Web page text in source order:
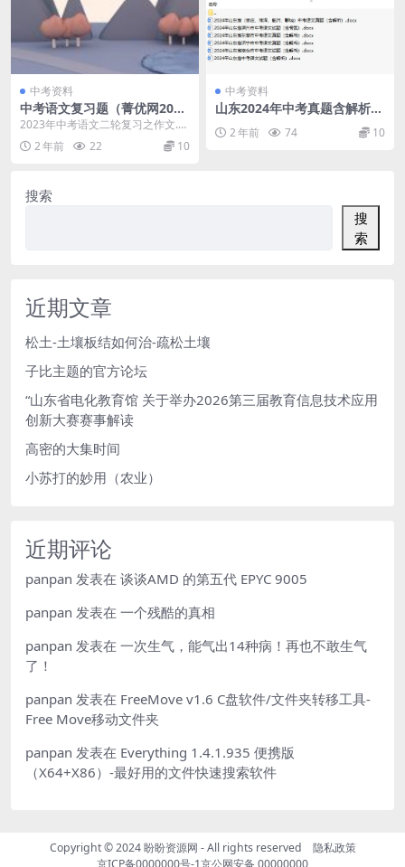
中考资料
中考语文复习题（菁优网2023
年中考二轮复习）
2023年中考语文二轮复习之作文.d
oc 2023年中考语文二轮复习之古诗
词赏析...
2 年前 22 10
中考资料
山东2024年中考真题含解析
2 年前 74 10
搜索
搜
索
近期文章
松土-土壤板结如何治-疏松土壤
子比主题的官方论坛
“山东省电化教育馆 关于举办2026第三届教育信息技术应用
创新大赛赛事解读
高密的大集时间
小苏打的妙用（农业）
近期评论
panpan 发表在 谈谈AMD 的第五代 EPYC 9005
panpan 发表在 一个残酷的真相
panpan 发表在 一次生气，能气出14种病！再也不敢生气
了！
panpan 发表在 FreeMove v1.6 C盘软件/文件夹转移工具-
Free Move移动文件夹
panpan 发表在 Everything 1.4.1.935 便携版
（X64+X86）-最好用的文件快速搜索软件
Copyright © 2024盼盼资源网 - All rights reserved 隐私政策